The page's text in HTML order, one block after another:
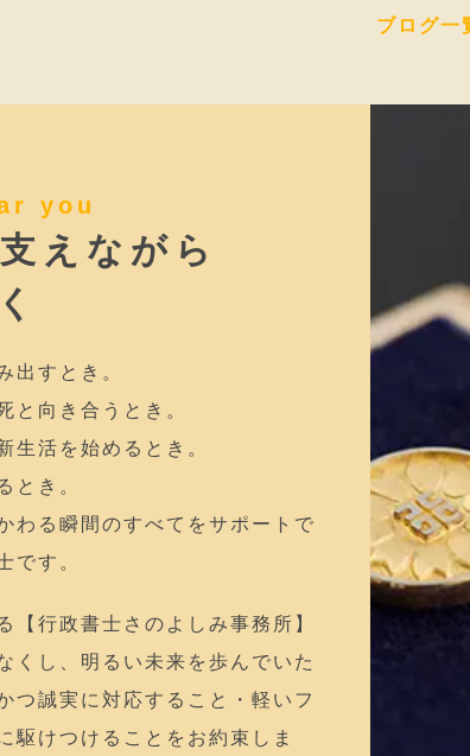
ブログ一
you
えながら
出すとき。
と向き合うとき。
生活を始めるとき。
とき。
わる瞬間のすべてをサポートで
です。
【行政書士さのよしみ事務所】
くし、明るい未来を歩んでいた
つ誠実に対応すること・軽いフ
駆けつけることをお約束しま